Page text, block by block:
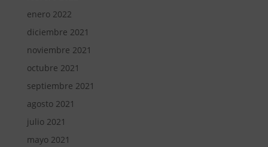
enero 2022
diciembre 2021
noviembre 2021
octubre 2021
septiembre 2021
agosto 2021
julio 2021
mayo 2021